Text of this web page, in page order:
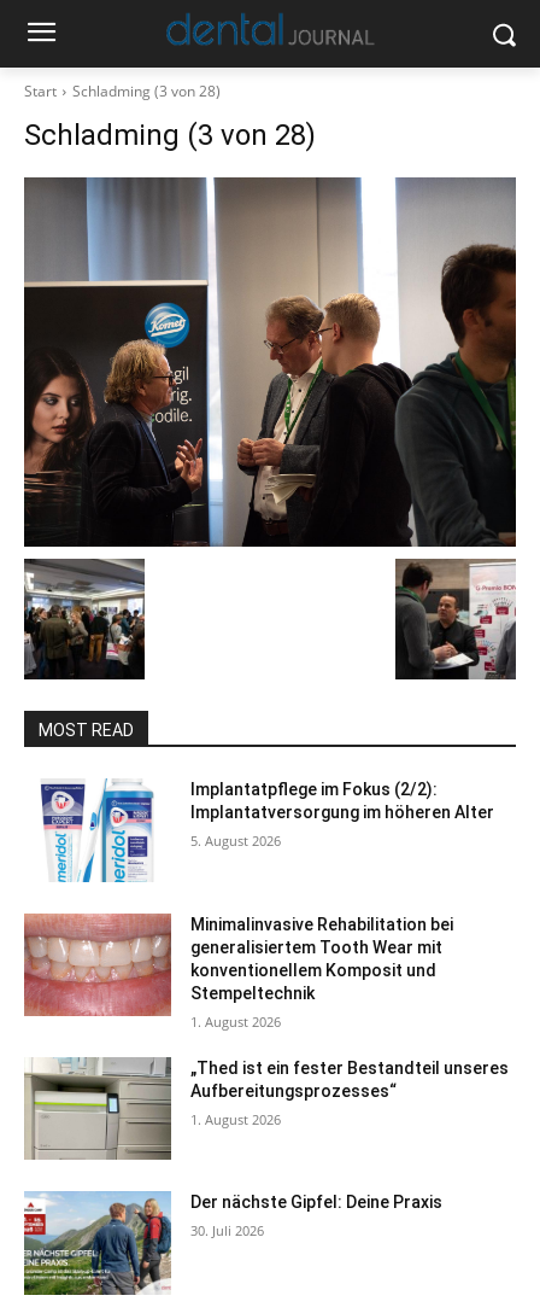
Start Schladming (3 von 28)
Schladming (3 von 28)
MOST READ
Implantatpflege im Fokus (2/2):
Implantatversorgung im höheren Alter
5. August 2026
Minimalinvasive Rehabilitation bei
generalisiertem Tooth Wear mit
konventionellem Komposit und
Stempeltechnik
1. August 2026
„Thed ist ein fester Bestandteil unseres
Aufbereitungsprozesses“
1. August 2026
Der nächste Gipfel: Deine Praxis
30. Juli 2026